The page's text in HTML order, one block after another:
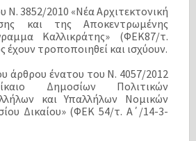
Ν. 3852/2010 «Νέα Αρχιτεκτονική
και της Αποκεντρωμένης
Καλλικράτης» (ΦΕΚ87/τ.
τροποποιηθεί και ισχύουν.
άρθρου ένατου του Ν. 4057/2012
Δημοσίων Πολιτικών
και Υπαλλήλων Νομικών
Δικαίου» (ΦΕΚ 54/τ. Α΄/14-3-